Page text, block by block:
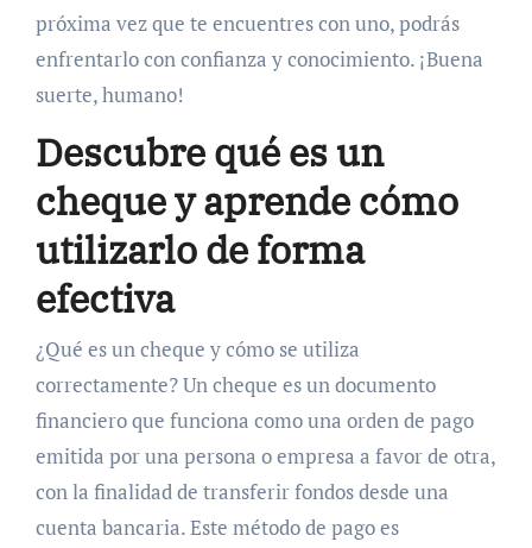
próxima vez que te encuentres con uno, podrás
enfrentarlo con confianza y conocimiento. ¡Buena
suerte, humano!
Descubre qué es un
cheque y aprende cómo
utilizarlo de forma
efectiva
¿Qué es un cheque y cómo se utiliza
correctamente? Un cheque es un documento
financiero que funciona como una orden de pago
emitida por una persona o empresa a favor de otra,
con la finalidad de transferir fondos desde una
cuenta bancaria. Este método de pago es